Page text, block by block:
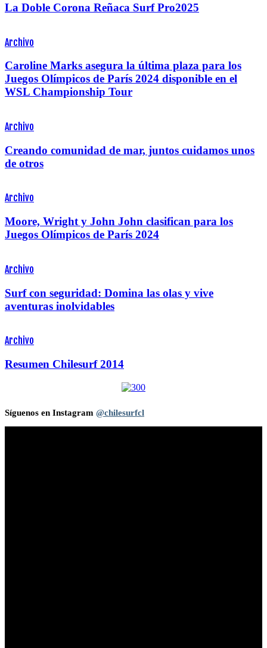
La Doble Corona Reñaca Surf Pro2025
Archivo
Caroline Marks asegura la última plaza para los
Juegos Olímpicos de París 2024 disponible en el
WSL Championship Tour
Archivo
Creando comunidad de mar, juntos cuidamos unos
de otros
Archivo
Moore, Wright y John John clasifican para los
Juegos Olímpicos de París 2024
Archivo
Surf con seguridad: Domina las olas y vive
aventuras inolvidables
Archivo
Resumen Chilesurf 2014
Síguenos en Instagram @chilesurfcl